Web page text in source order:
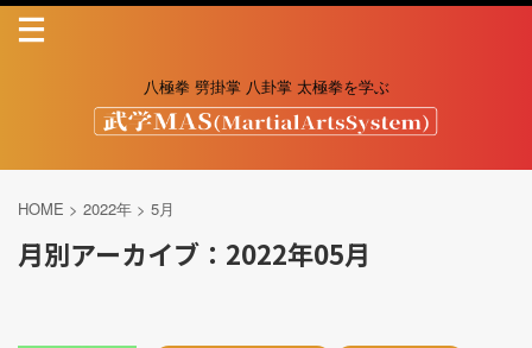
八極拳 劈掛掌 八卦掌 太極拳を学ぶ
HOME > 2022年 > 5月
月別アーカイブ：2022年05月